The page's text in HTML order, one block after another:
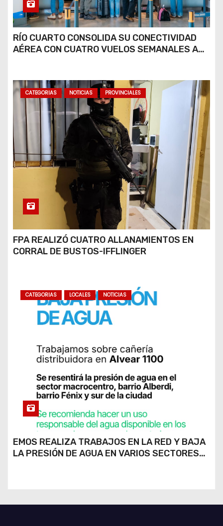
RÍO CUARTO CONSOLIDA SU CONECTIVIDAD
AÉREA CON CUATRO VUELOS SEMANALES A
CATEGORIAS NOTICIAS PROVINCIALES
FPA REALIZÓ CUATRO ALLANAMIENTOS EN
CORRAL DE BUSTOS-IFFLINGER
CATEGORIAS LOCALES NOTICIAS
EMOS REALIZA TRABAJOS EN LA RED Y BAJA
LA PRESIÓN DE AGUA EN VARIOS SECTORES